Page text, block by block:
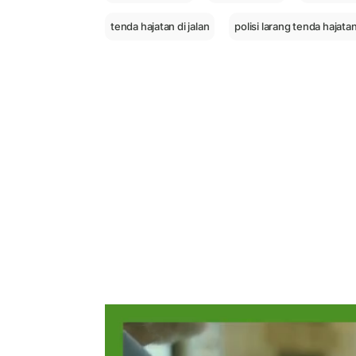
tenda hajatan di jalan polisi larang tenda hajatan